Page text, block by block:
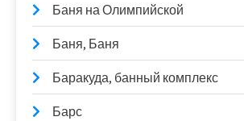
Баня на Олимпийской
Баня, Баня
Баракуда, банный комплекс
Барс